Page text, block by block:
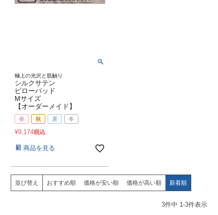
極上の光沢と肌触り
シルクサテン
ピローパッド
Mサイズ
【オーダーメイド】
春 秋 夏 冬
¥9,174税込
商品を見る
並び替え おすすめ順 価格が安い順 価格が高い順 新着順
3件中 1-3件表示